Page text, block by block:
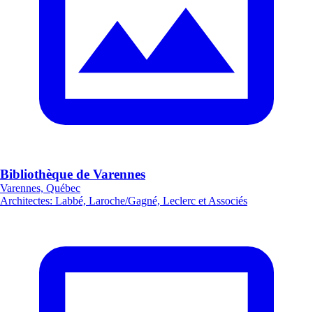
Bibliothèque de Varennes
Varennes, Québec
Architectes: Labbé, Laroche/Gagné, Leclerc et Associés